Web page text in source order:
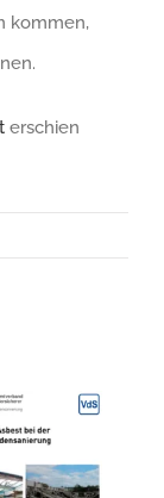
kommen,
erschien